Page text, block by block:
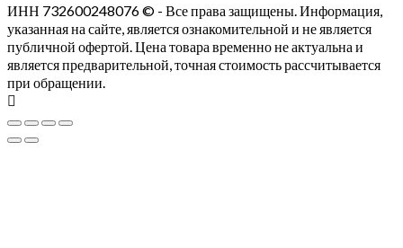
ИНН 732600248076 © - Все права защищены. Информация,
указанная на сайте, является ознакомительной и не является
публичной офертой. Цена товара временно не актуальна и
является предварительной, точная стоимость рассчитывается
при обращении.